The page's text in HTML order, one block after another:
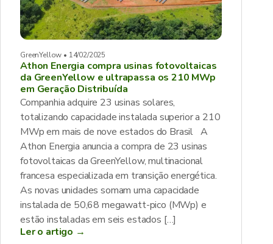
GreenYellow • 14/02/2025
Athon Energia compra usinas fotovoltaicas
da GreenYellow e ultrapassa os 210 MWp
em Geração Distribuída
Companhia adquire 23 usinas solares,
totalizando capacidade instalada superior a 210
MWp em mais de nove estados do Brasil A
Athon Energia anuncia a compra de 23 usinas
fotovoltaicas da GreenYellow, multinacional
francesa especializada em transição energética.
As novas unidades somam uma capacidade
instalada de 50,68 megawatt-pico (MWp) e
estão instaladas em seis estados […]
Ler o artigo →